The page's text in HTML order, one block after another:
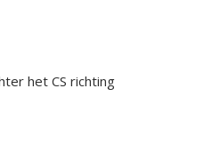
het CS richting